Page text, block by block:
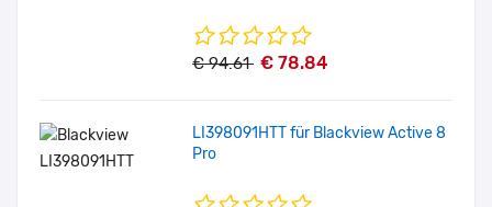
€ 94.61 € 78.84
LI398091HTT für Blackview Active 8
Pro